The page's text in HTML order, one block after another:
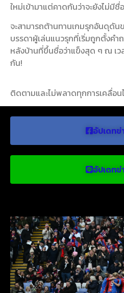
ใหม่เข้ามาแต่คาดกันว่าจะยังไม่มีชื่
จะสามารถต้านทานเกมรุกอันดุดัน
บรรดาผู้เล่นแนวรุกที่เริ่มถูกตั้งคำถ
หลังบ้านที่ขึ้นชื่อว่าแข็งสุด ๆ ณ เว
กัน!
ติดตามและไม่พลาดทุกการเคลื่อน
อัปเดทข่
อัปเดทข่